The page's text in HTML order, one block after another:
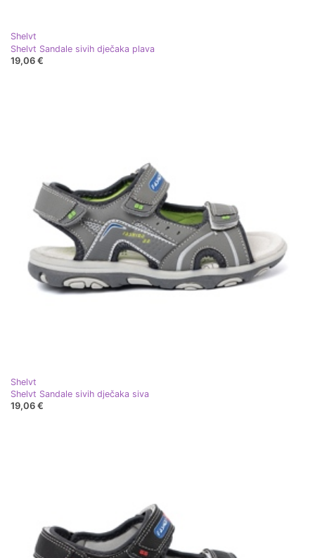
Shelvt
Shelvt Sandale sivih dječaka plava
19,06 €
Shelvt
Shelvt Sandale sivih dječaka siva
19,06 €